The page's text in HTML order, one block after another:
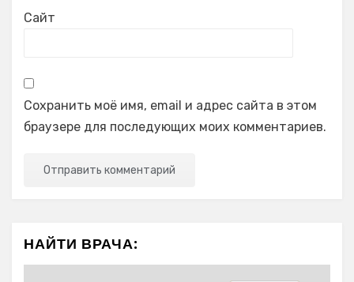
Сайт
Сохранить моё имя, email и адрес сайта в этом
браузере для последующих моих комментариев.
НАЙТИ ВРАЧА: